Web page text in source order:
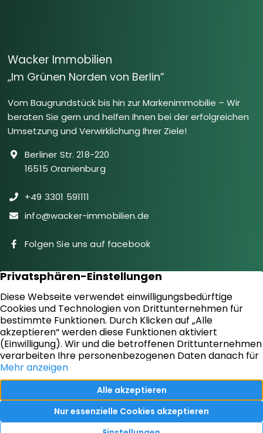
Wacker Immobilien
„Im Grünen Norden von Berlin”
Vom Baugrundstück bis hin zur Markenimmobilie – Wir
beraten Sie gern und helfen Ihnen bei der erfolgreichen
Umsetzung und Verwirklichung Ihrer Ziele!
Berliner Str. 218-220
16515 Oranienburg
+49 3301 591111
info@wacker-immobilien.de
Folgen Sie uns auf facebook
Immobilien
Downloads
Diensteistungen
Aktuelles
Sie suchen
Kontakt
Sie bieten an
Impressum
Kundenstimmen
Vertrag widerrufen